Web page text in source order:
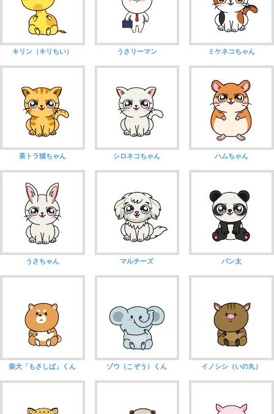
キリン（キリちい） うさリーマン ミケネコちゃん
茶トラ猫ちゃん シロネコちゃん ハムちゃん
うさちゃん マルチーズ パン太
柴犬「もさしば」くん ゾウ（こぞう）くん イノシシ（いの丸）